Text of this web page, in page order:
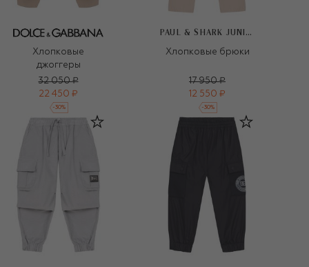
Хлопковые
джоггеры
32 050 ₽
22 450 ₽
-30%
PAUL & SHARK JUNIOR
Хлопковые брюки
17 950 ₽
12 550 ₽
-30%